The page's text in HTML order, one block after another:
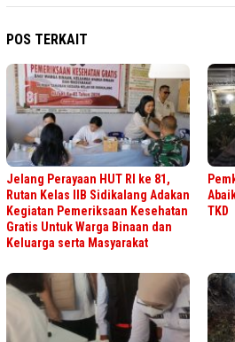
POS TERKAIT
Jelang Perayaan HUT RI ke 81,
Rutan Kelas IIB Sidikalang Adakan
Kegiatan Pemeriksaan Kesehatan
Gratis Untuk Warga Binaan dan
Keluarga serta Masyarakat
TKD